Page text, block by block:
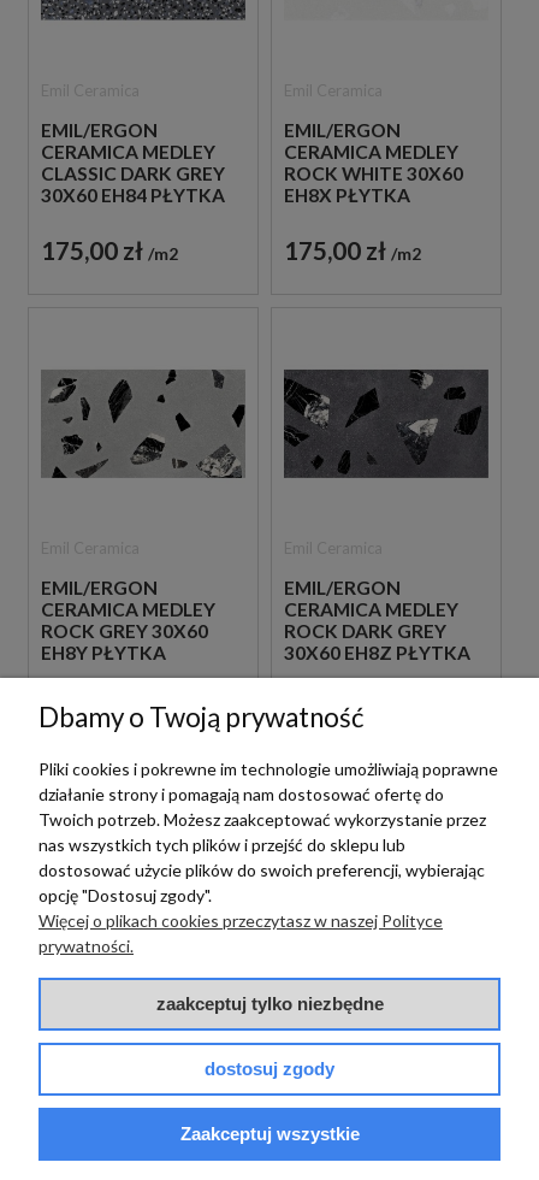
EMIL/ERGON
CERAMICA MEDLEY
CLASSIC DARK GREY
30X60 EH84 PŁYTKA
175,00 zł m2
EMIL/ERGON
CERAMICA MEDLEY
ROCK WHITE 30X60
EH8X PŁYTKA
175,00 zł m2
EMIL/ERGON
CERAMICA MEDLEY
ROCK GREY 30X60
EH8Y PŁYTKA
GRESOWA LASTRYKO
175,00 zł m2
EMIL/ERGON
CERAMICA MEDLEY
ROCK DARK GREY
30X60 EH8Z PŁYTKA
GRESOWA LASTRYKO
175,00 zł
EMIL/ERGON
CERAMICA MEDLEY
ROCK BLUE 30X60
EH90 PŁYTKA
GRESOWA LASTRYKO
175,00 zł
Emil Ceramica
EMIL/ERGON
CERAMICA MEDLEY
ROCK GREEN 30X60
EH91 PŁYTKI
LASTRYKO GRESOWE
175,00 zł
Dbamy o Twoją prywatność
Pliki cookies i pokrewne im technologie umożliwiają poprawne
działanie strony i pomagają nam dostosować ofertę do
Twoich potrzeb. Możesz zaakceptować wykorzystanie przez
nas wszystkich tych plików i przejść do sklepu lub
dostosować użycie plików do swoich preferencji, wybierając
opcję "Dostosuj zgody".
Więcej o plikach cookies przeczytasz w naszej Polityce
prywatności.
zaakceptuj tylko niezbędne
dostosuj zgody
Zaakceptuj wszystkie